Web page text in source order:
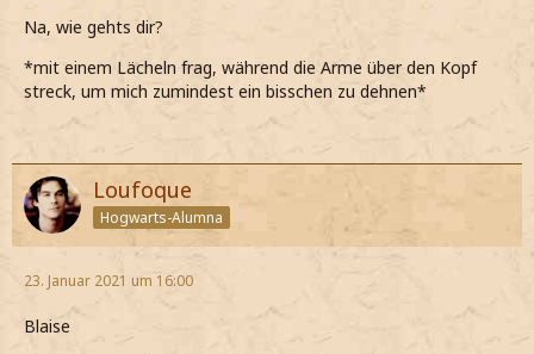
Na, wie gehts dir?
*mit einem Lächeln frag, während die Arme über den Kopf
streck, um mich zumindest ein bisschen zu dehnen*
Loufoque
Hogwarts-Alumna
23. Januar 2021 um 16:00
Blaise